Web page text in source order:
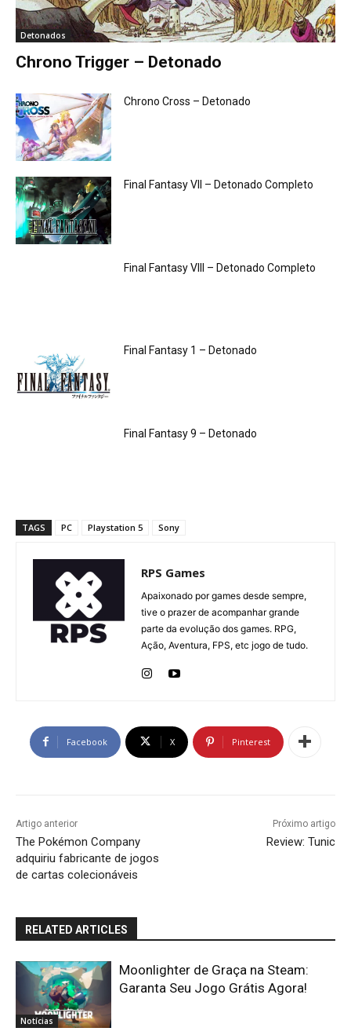
Detonados
Chrono Trigger – Detonado
Chrono Cross – Detonado
Final Fantasy VII – Detonado Completo
Final Fantasy VIII – Detonado Completo
Final Fantasy 1 – Detonado
Final Fantasy 9 – Detonado
TAGS PC Playstation 5 Sony
RPS Games
Apaixonado por games desde sempre,
tive o prazer de acompanhar grande
parte da evolução dos games. RPG,
Ação, Aventura, FPS, etc jogo de tudo.
Facebook X Pinterest
Artigo anterior
The Pokémon Company
adquiriu fabricante de jogos
de cartas colecionáveis
Próximo artigo
Review: Tunic
RELATED ARTICLES
Notícias
Moonlighter de Graça na Steam:
Garanta Seu Jogo Grátis Agora!